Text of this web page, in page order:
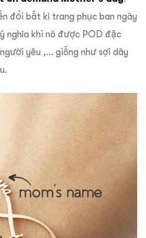
đổi bất kì trang phục ban ngày
nghĩa khi nó được POD đặc
yêu ,… giống như sợi dây